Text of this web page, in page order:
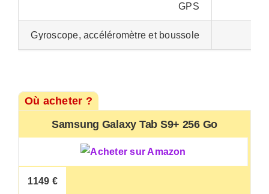
GPS
Gyroscope, accéléromètre et boussole
Où acheter ?
Samsung Galaxy Tab S9+ 256 Go
1149 €